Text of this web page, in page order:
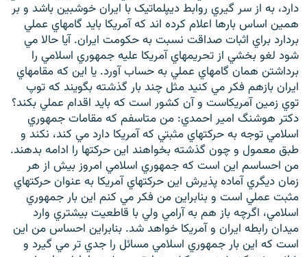
دارد، به از سر گيري روابط ديپلماتيک با ايران خوشبين باشد و بر
همين اساس بارها اعلام کرده اند که آمريکا بايد گامهاي عملي
بردارد براي اثبات صداقت نسبت به حکومت ايران. آيا حالا مي
شود لغو بخشي از تحريمهاي آمريکا عليه جمهوري اسلامي را
برداشتن همان گامهاي عملي به حساب آورد. يا اين که مقامهاي
ايران بازهم فکر مي کنيد مثل چند بار گذشته بگويند که توپ
توي زمين آمريکاست و آن کشور است که بايد اقدام عملي بکند؟
دكتر هوشنگ امير احمدي: من متاسفم كه مقامات جمهوري
اسلامي توجه به حرکتهاي مثبتي که آمريکا دارد مي کند، نکند و
طبق معمول و چون گذشته بخواهند اين حرکتها را ادامه بدهند.
من احساسم اين است که جمهوري اسلامي امروز بيش از هر
زمان ديگري آماده پذيرش اين حرکتهاي آمريکا به عنوان حرکتهاي
مثبت عملي است و بنابراين من فکر مي کنم اين بار جمهوري
اسلامي، اگرچه باز هم به آرامي ولي با قاطعيت بيشتري وارد
ميدان رابطه ايران و آمريکا خواهد شد. بنابراين احساس من اين
است که اين بار جمهوري اسلامي مسائل را جدي تر مي گيرد و